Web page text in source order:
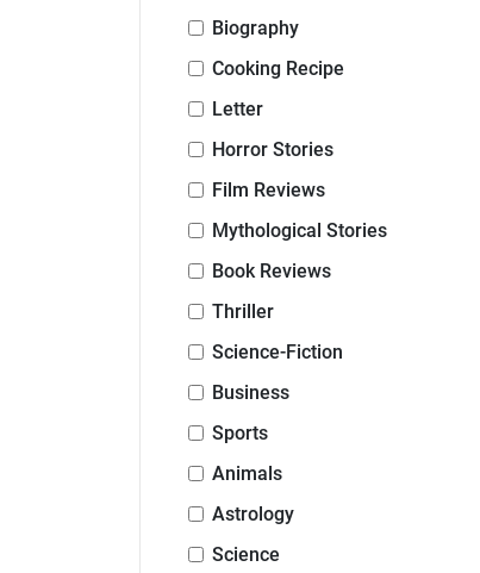
Biography
Cooking Recipe
Letter
Horror Stories
Film Reviews
Mythological Stories
Book Reviews
Thriller
Science-Fiction
Business
Sports
Animals
Astrology
Science